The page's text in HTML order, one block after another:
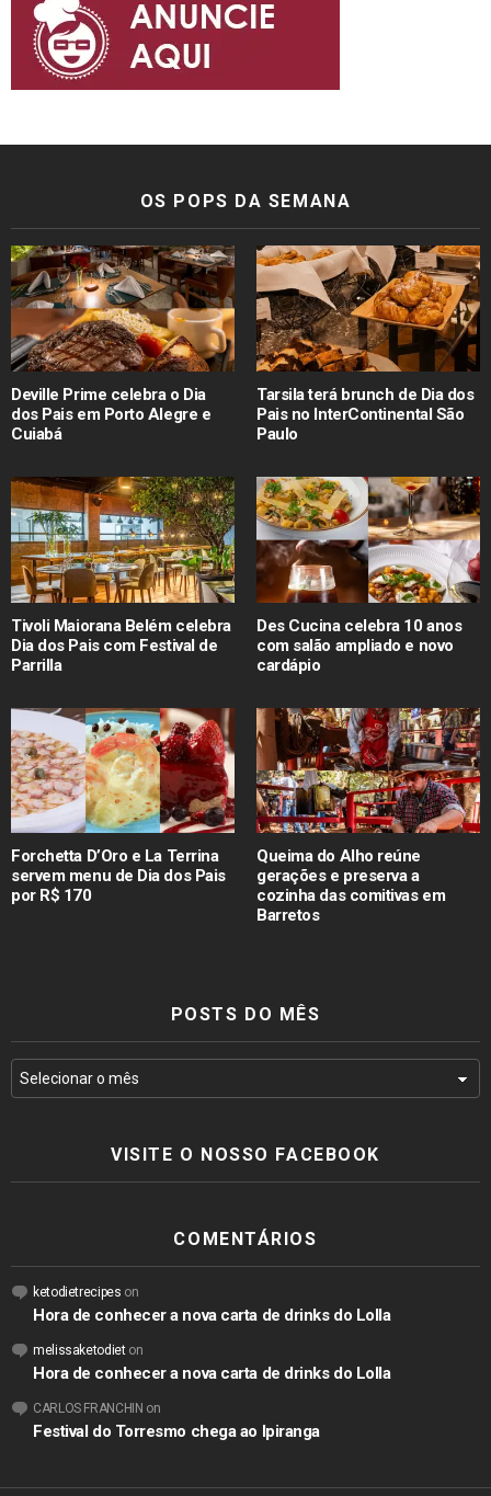
OS POPS DA SEMANA
Deville Prime celebra o Dia
dos Pais em Porto Alegre e
Cuiabá
Tarsila terá brunch de Dia dos
Pais no InterContinental São
Paulo
Tivoli Maiorana Belém celebra
Dia dos Pais com Festival de
Parrilla
Des Cucina celebra 10 anos
com salão ampliado e novo
cardápio
Forchetta D’Oro e La Terrina
servem menu de Dia dos Pais
por R$ 170
Queima do Alho reúne
gerações e preserva a
cozinha das comitivas em
Barretos
POSTS DO MÊS
VISITE O NOSSO FACEBOOK
COMENTÁRIOS
ketodietrecipes on
Hora de conhecer a nova carta de drinks do Lolla
melissaketodieton
Hora de conhecer a nova carta de drinks do Lolla
CARLOS FRANCHIN on
Festival do Torresmo chega ao Ipiranga